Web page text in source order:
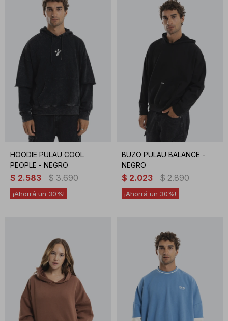
HOODIE PULAU COOL
PEOPLE - NEGRO
$ 2.583 $ 3.690
30
BUZO PULAU BALANCE -
NEGRO
$ 2.023 $ 2.890
30